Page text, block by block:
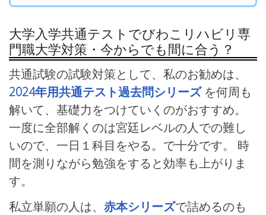
大学入学共通テストでびわこリハビリ専
門職大学対策・今からでも間に合う？
共通試験の試験対策として、私のお勧めは、
2024年用共通テスト過去問シリーズを何周も
解いて、基礎力をつけていくのがおすすめ。
一度に全部解くのは宮廷レベルの人での難し
いので、一日１科目をやる。で十分です。 時
間を測りながら勉強をすると効率も上がりま
す。
私立単願の人は、 赤本シリーズで詰めるのも